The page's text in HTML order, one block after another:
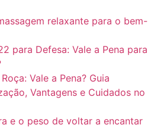
relaxante para o bem-
para Defesa: Vale a Pena para
Vale a Pena? Guia
Vantagens e Cuidados no
e o peso de voltar a encantar